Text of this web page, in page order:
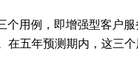
用例，即增强型客户
五年预测期内，这三